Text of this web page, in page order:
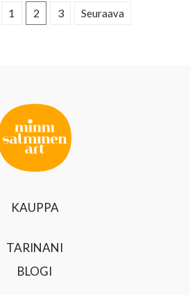
1 2 3 Seuraava
KAUPPA
TARINANI
BLOGI